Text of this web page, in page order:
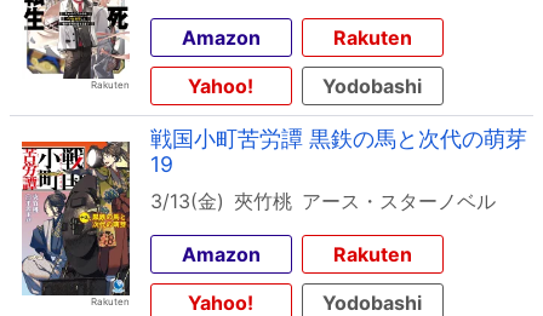
Amazon
Rakuten
Yahoo!
Yodobashi
戦国小町苦労譚 黒鉄の馬と次代の萌芽
19
3/13(金) 夾竹桃 アース・スターノベル
Amazon
Rakuten
Yahoo!
Yodobashi